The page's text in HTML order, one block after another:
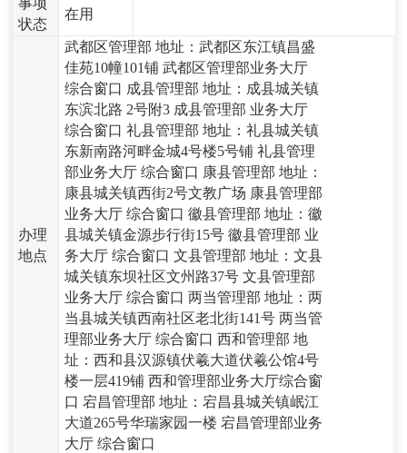
状态
在用
办理
地点
武都区管理部 地址：武都区东江镇昌盛
佳苑10幢101铺 武都区管理部业务大厅
综合窗口 成县管理部 地址：成县城关镇
东滨北路 2号附3 成县管理部 业务大厅
综合窗口 礼县管理部 地址：礼县城关镇
东新南路河畔金城4号楼5号铺 礼县管理
部业务大厅 综合窗口 康县管理部 地址：
康县城关镇西街2号文教广场 康县管理部
业务大厅 综合窗口 徽县管理部 地址：徽
县城关镇金源步行街15号 徽县管理部 业
务大厅 综合窗口 文县管理部 地址：文县
城关镇东坝社区文州路37号 文县管理部
业务大厅 综合窗口 两当管理部 地址：两
当县城关镇西南社区老北街141号 两当管
理部业务大厅 综合窗口 西和管理部 地
址：西和县汉源镇伏羲大道伏羲公馆4号
楼一层419铺 西和管理部业务大厅综合窗
口 宕昌管理部 地址：宕昌县城关镇岷江
大道265号华瑞家园一楼 宕昌管理部业务
大厅 综合窗口